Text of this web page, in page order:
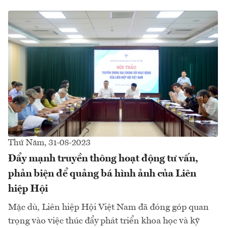
Thứ Năm, 31-08-2023
Đẩy mạnh truyền thông hoạt động tư vấn,
phản biện để quảng bá hình ảnh của Liên
hiệp Hội
Mặc dù, Liên hiệp Hội Việt Nam đã đóng góp quan
trọng vào việc thúc đẩy phát triển khoa học và kỹ